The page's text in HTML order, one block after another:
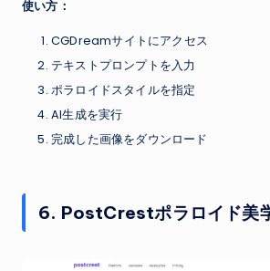
使い方：
CGDreamサイトにアクセス
テキストプロンプトを入力
ポラロイドスタイルを指定
AI生成を実行
完成した画像をダウンロード
6. PostCrestポラロイド美